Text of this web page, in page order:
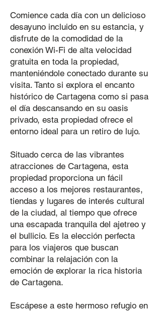
Comience cada día con un delicioso
desayuno incluido en su estancia, y
disfrute de la comodidad de la
conexión Wi-Fi de alta velocidad
gratuita en toda la propiedad,
manteniéndole conectado durante su
visita. Tanto si explora el encanto
histórico de Cartagena como si pasa
el día descansando en su oasis
privado, esta propiedad ofrece el
entorno ideal para un retiro de lujo.
Situado cerca de las vibrantes
atracciones de Cartagena, esta
propiedad proporciona un fácil
acceso a los mejores restaurantes,
tiendas y lugares de interés cultural
de la ciudad, al tiempo que ofrece
una escapada tranquila del ajetreo y
el bullicio. Es la elección perfecta
para los viajeros que buscan
combinar la relajación con la
emoción de explorar la rica historia
de Cartagena.
Escápese a este hermoso refugio en